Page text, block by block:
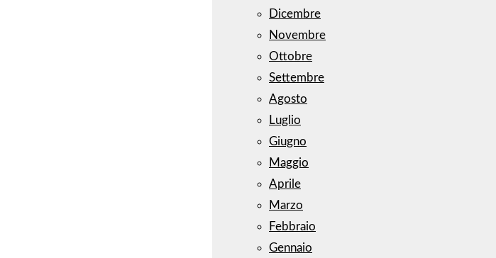
Dicembre
Novembre
Ottobre
Settembre
Agosto
Luglio
Giugno
Maggio
Aprile
Marzo
Febbraio
Gennaio